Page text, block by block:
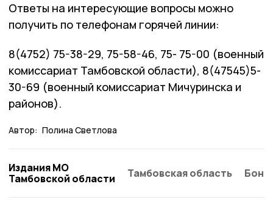
Ответы на интересующие вопросы можно
получить по телефонам горячей линии:
8(4752) 75-38-29, 75-58-46, 75- 75-00 (военный
комиссариат Тамбовской области), 8(47545)5-
30-69 (военный комиссариат Мичуринска и
районов).
Автор: Полина Светлова
Издания МО
Тамбовской области
Тамбовская область